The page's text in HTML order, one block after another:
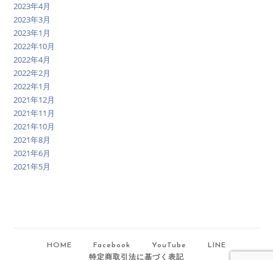
2023年4月
2023年3月
2023年1月
2022年10月
2022年4月
2022年2月
2022年1月
2021年12月
2021年11月
2021年10月
2021年8月
2021年6月
2021年5月
HOME Facebook YouTube
LINE
特定商取引法に基づく表記